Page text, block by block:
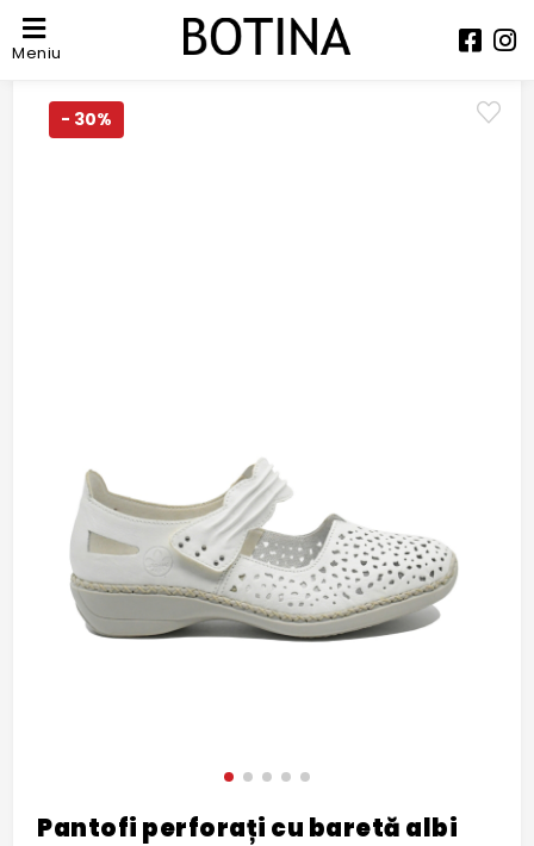
Meniu
- 30%
Pantofi perforați cu baretă albi